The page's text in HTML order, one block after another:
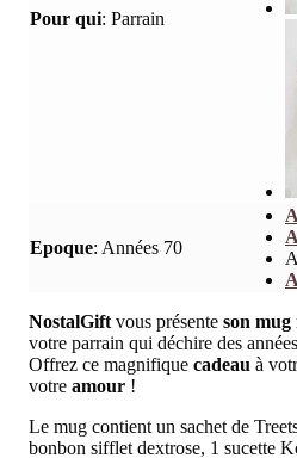
NostalGift vous présente son
votre parrain qui déchire des
Offrez ce magnifique cadeau à
votre amour !
Le mug contient un sachet de
bonbon sifflet dextrose, 1 sucette
Pour qui: Parrain
Epoque: Années 70